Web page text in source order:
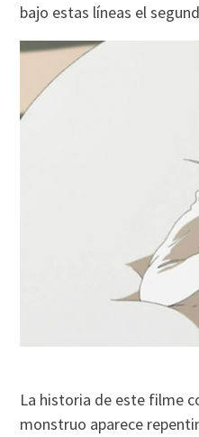
bajo estas líneas el
La historia de este filme
monstruo aparece